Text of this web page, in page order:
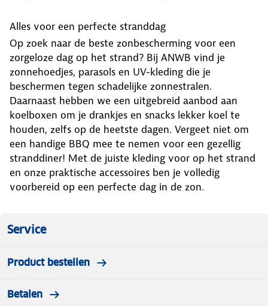
Alles voor een perfecte stranddag
Op zoek naar de beste zonbescherming voor een
zorgeloze dag op het strand? Bij ANWB vind je
zonnehoedjes, parasols en UV-kleding die je
beschermen tegen schadelijke zonnestralen.
Daarnaast hebben we een uitgebreid aanbod aan
koelboxen om je drankjes en snacks lekker koel te
houden, zelfs op de heetste dagen. Vergeet niet om
een handige BBQ mee te nemen voor een gezellig
stranddiner! Met de juiste kleding voor op het strand
en onze praktische accessoires ben je volledig
voorbereid op een perfecte dag in de zon.
Service
Product bestellen
Betalen